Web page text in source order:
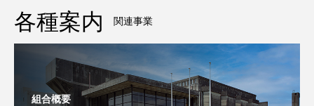
各種案内 関連事業
組合概要